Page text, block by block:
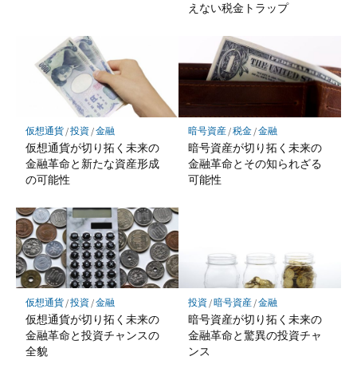
えない税金トラップ
仮想通貨/投資/金融
仮想通貨が切り拓く未来の
金融革命と新たな資産形成
の可能性
暗号資産/税金/金融
暗号資産が切り拓く未来の
金融革命とその知られざる
可能性
仮想通貨/投資/金融
仮想通貨が切り拓く未来の
金融革命と投資チャンスの
全貌
投資/暗号資産/金融
暗号資産が切り拓く未来の
金融革命と驚異の投資チャ
ンス